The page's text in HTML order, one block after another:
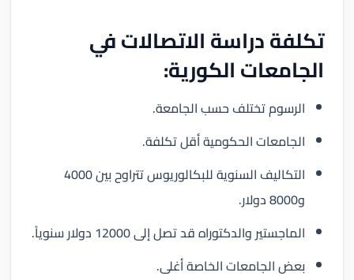
تكلفة دراسة الاتصالات في
الجامعات الكورية:
الرسوم تختلف حسب الجامعة.
الجامعات الحكومية أقل تكلفة.
التكاليف السنوية للبكالوريوس تتراوح بين 4000
و8000 دولار.
الماجستير والدكتوراه قد تصل إلى 12000 دولار سنوياً.
بعض الجامعات الخاصة أغلى.